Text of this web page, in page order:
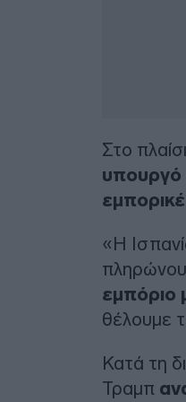
Στο
υπουργό
«Η
εμπόριο
θέλουμε
Κατά τη
Τραμπ